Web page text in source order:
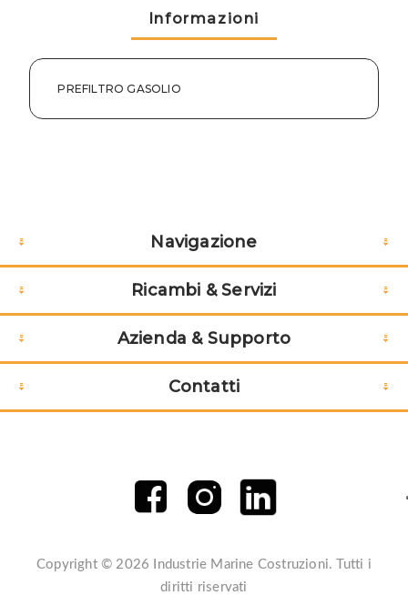
Informazioni
PREFILTRO GASOLIO
Navigazione
Ricambi & Servizi
Azienda & Supporto
Contatti
Copyright © 2026 Industrie Marine Costruzioni. Tutti i
diritti riservati